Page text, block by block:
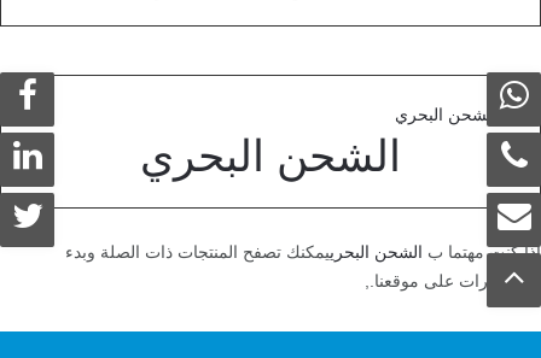
الشحن البحري
إذا كنت مهتما ب الشحن البحرييمكنك تصفح المنتجات ذات الصلة وبدء
الاستشارات على موقعنا.,